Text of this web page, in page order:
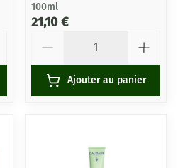
100ml
21,10 €
Ajouter au panier